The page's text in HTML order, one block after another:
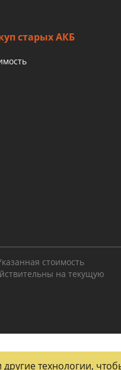
старых АКБ
стоимость
на текущую
технологии,